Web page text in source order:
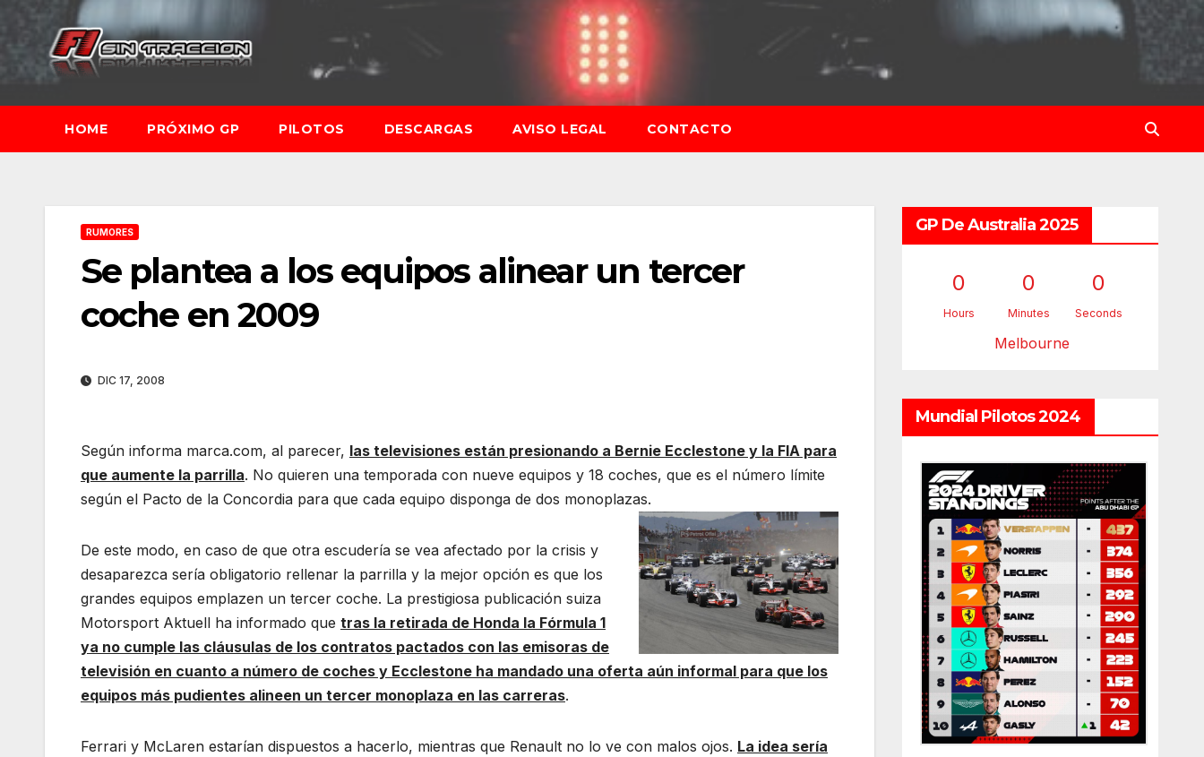
Saltar
contenido
HOME PRÓXIMO GP PILOTOS DESCARGAS AVISO LEGAL CONTACTO
RUMORES
Se plantea a los equipos alinear un tercer
coche en 2009
DIC 17, 2008
Según informa marca.com, al parecer, las televisiones están presionando a Bernie Ecclestone y la FIA para
que aumente la parrilla. No quieren una temporada con nueve equipos y 18 coches, que es el número límite
según el Pacto de la Concordia para que cada equipo disponga de dos monoplazas.
De este modo, en caso de que otra escudería se vea afectado por la crisis y
desaparezca sería obligatorio rellenar la parrilla y la mejor opción es que los
grandes equipos emplazen un tercer coche. La prestigiosa publicación suiza
Motorsport Aktuell ha informado que tras la retirada de Honda la Fórmula 1
ya no cumple las cláusulas de los contratos pactados con las emisoras de
televisión en cuanto a número de coches y Ecclestone ha mandado una oferta aún informal para que los
equipos más pudientes alineen un tercer monoplaza en las carreras.
Ferrari y McLaren estarían dispuestos a hacerlo, mientras que Renault no lo ve con malos ojos. La idea sería
GP De Australia 2025
0
Hours
0
Minutes
0
Seconds
Melbourne
Mundial Pilotos 2024